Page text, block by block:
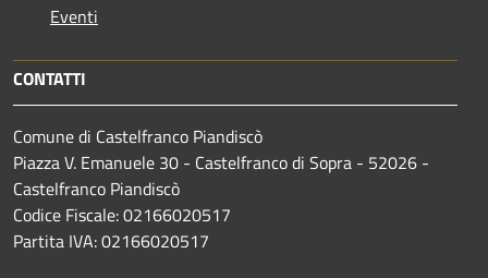
Eventi
CONTATTI
Comune di Castelfranco Piandiscò
Piazza V. Emanuele 30 - Castelfranco di Sopra - 52026 -
Castelfranco Piandiscò
Codice Fiscale: 02166020517
Partita IVA: 02166020517